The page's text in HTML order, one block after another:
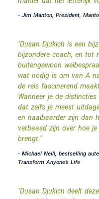
- Jim Manton, President,
"Dusan Djukich is een
bijzondere coach, en tot
buitengewoon
wat nodig is om van A
de reis fascinerend
Wanneer je de
dat zelfs je meest
en haalbaarder zijn dan
verbaasd zijn over hoe
brengt."
- Michael Neill, bestselling
Transform Anyone’s Life
"Dusan Djukich deelt